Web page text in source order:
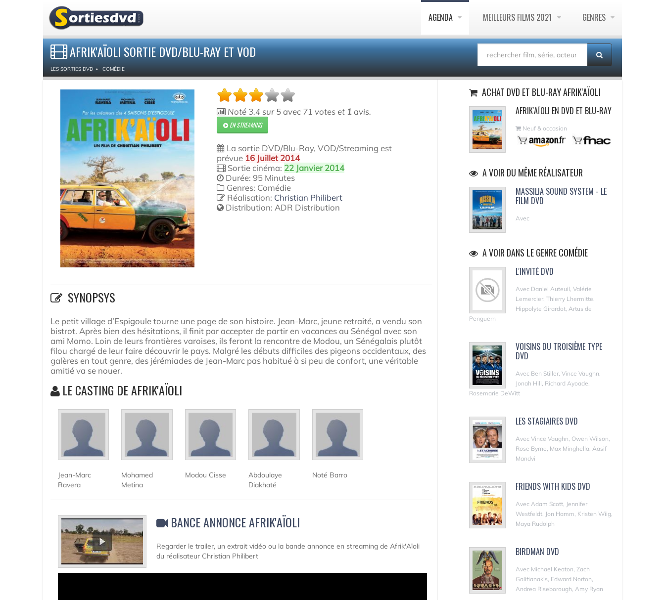
AGENDA MEILLEURS FILMS 2021 GENRES
AFRIK'AÏOLI SORTIE DVD/BLU-RAY ET VOD
LES SORTIES DVD COMÉDIE
Noté 3.4sur5 avec 71 votes et 1 avis.
EN STREAMING
La sortie DVD/Blu-Ray, VOD/Streaming est
prévue 16 Juillet 2014
Sortie cinéma: 22 Janvier 2014
Durée: 95 Minutes
Genres: Comédie
Réalisation: Christian Philibert
Distribution: ADR Distribution
SYNOPSYS
Le petit village d’Espigoule tourne une page de son histoire. Jean-Marc, jeune retraité, a vendu son
bistrot. Après bien des hésitations, il finit par accepter de partir en vacances au Sénégal avec son
ami Momo. Loin de leurs frontières varoises, ils feront la rencontre de Modou, un Sénégalais plutôt
filou chargé de leur faire découvrir le pays. Malgré les débuts difficiles des pigeons occidentaux, des
galères en tout genre, des jérémiades de Jean-Marc pas habitué à si peu de confort, une véritable
amitié va se nouer.
LE CASTING DE AFRIK'AÏOLI
Jean-Marc
Ravera
Mohamed
Metina
Modou Cisse
Abdoulaye
Diakhaté
Noté Barro
BANCE ANNONCE AFRIK'AÏOLI
Regarder le trailer, un extrait vidéo ou la bande annonce en streaming de Afrik'Aïoli
du réalisateur Christian Philibert
ACHAT DVD ET BLU-RAY AFRIK'AÏOLI
AFRIK'AÏOLI EN DVD ET BLU-RAY
Neuf & occasion
A VOIR DU MÊME RÉALISATEUR
MASSILIA SOUND SYSTEM - LE
FILM DVD
Avec
A VOIR DANS LE GENRE COMÉDIE
L'INVITÉ DVD
Avec Daniel Auteuil, Valérie
Lemercier, Thierry Lhermitte,
Hippolyte Girardot, Artus de
Penguern
VOISINS DU TROISIÈME TYPE
DVD
Avec Ben Stiller, Vince Vaughn,
Jonah Hill, Richard Ayoade,
Rosemarie DeWitt
LES STAGIAIRES DVD
Avec Vince Vaughn, Owen Wilson,
Rose Byrne, Max Minghella, Aasif
Mandvi
FRIENDS WITH KIDS DVD
Avec Adam Scott, Jennifer
Westfeldt, Jon Hamm, Kristen Wiig,
Maya Rudolph
BIRDMAN DVD
Avec Michael Keaton, Zach
Galifianakis, Edward Norton,
Andrea Riseborough, Amy Ryan